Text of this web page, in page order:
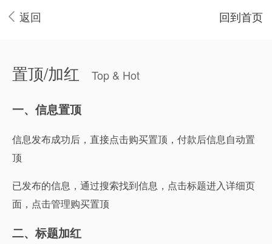
返回 回到首页
置顶/加红 Top & Hot
一、信息置顶
信息发布成功后，直接点击购买置顶，付款后信息自动置
顶
已发布的信息，通过搜索找到信息，点击标题进入详细页
面，点击管理购买置顶
二、标题加红